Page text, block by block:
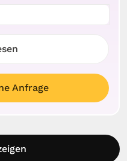
Anfrage